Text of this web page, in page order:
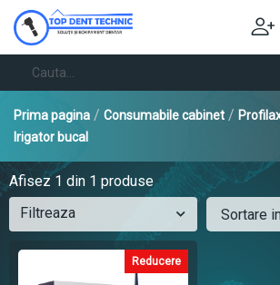
Prima pagina / Consumabile cabinet /
Irigator bucal
Afisez 1 din 1 produse
Filtreaza
Reducere